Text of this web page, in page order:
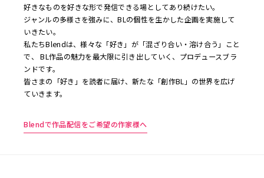
好きなものを好きな形で発信できる場としてあり続けたい。
ジャンルの多様さを強みに、BLの個性を生かした企画を実施して
いきたい。
私たちBlendは、様々な「好き」が「混ざり合い・溶け合う」こと
で、 BL作品の魅力を最大限に引き出していく、プロデュースブラ
ンドです。
皆さまの「好き」を読者に届け、新たな「創作BL」の世界を広げ
ていきます。
Blendで作品配信をご希望の作家様へ